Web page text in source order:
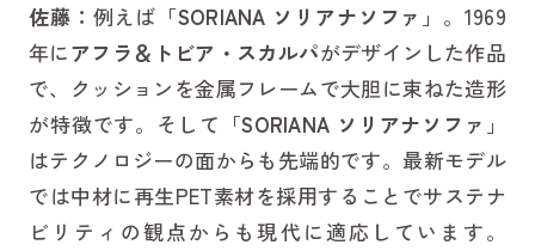
佐藤： 例えば「SORIANA ソリアナソファ 」。1969
年にアフラ＆トビア・スカルパがデザインした作品
で、クッションを金属フレームで大胆に束ねた造形
が特徴です。そして「SORIANA ソリアナソファ 」
はテクノロジーの面からも先端的です。最新モデル
では中材に再生PET素材を採用することでサステナ
ビリティの観点からも現代に適応しています。